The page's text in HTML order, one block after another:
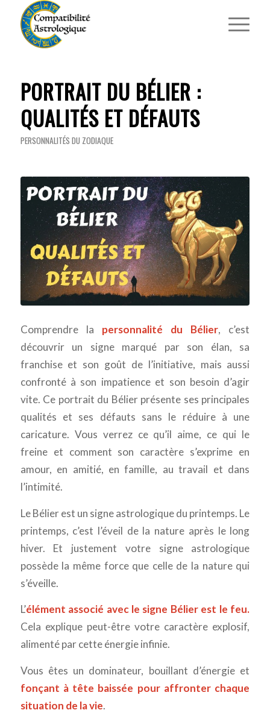
PORTRAIT DU BÉLIER :
QUALITÉS ET DÉFAUTS
PERSONNALITÉS DU ZODIAQUE
Comprendre la personnalité du Bélier, c’est
découvrir un signe marqué par son élan, sa
franchise et son goût de l’initiative, mais aussi
confronté à son impatience et son besoin d’agir
vite. Ce portrait du Bélier présente ses principales
qualités et ses défauts sans le réduire à une
caricature. Vous verrez ce qu’il aime, ce qui le
freine et comment son caractère s’exprime en
amour, en amitié, en famille, au travail et dans
l’intimité.
Le Bélier est un signe astrologique du printemps. Le
printemps, c’est l’éveil de la nature après le long
hiver. Et justement votre signe astrologique
possède la même force que celle de la nature qui
s’éveille.
L’élément associé avec le signe Bélier est le feu.
Cela explique peut-être votre caractère explosif,
alimenté par cette énergie infinie.
Vous êtes un dominateur, bouillant d’énergie et
fonçant à tête baissée pour affronter chaque
situation de la vie.